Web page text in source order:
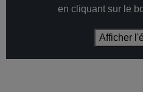
en cliquant sur le
Afficher